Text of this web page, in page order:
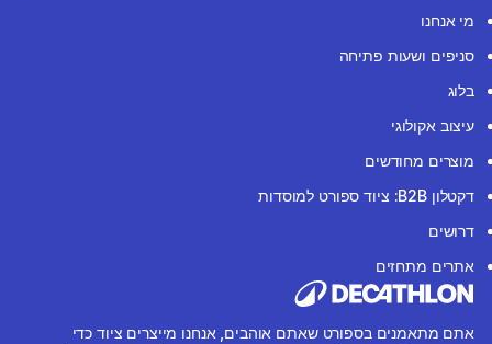
מי אנחנו
סניפים ושעות פתיחה
בלוג
עיצוב אקולוגי
מוצרים מחודשים
דקטלון B2B: ציוד ספורט למוסדות
דרושים
אתרים מתחזים
אתם מתאמנים בספורט שאתם אוהבים, אנחנו מייצרים ציוד כדי